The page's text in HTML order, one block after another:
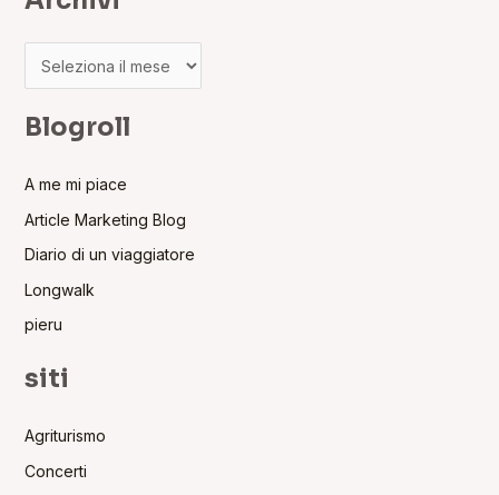
Blogroll
A me mi piace
Article Marketing Blog
Diario di un viaggiatore
Longwalk
pieru
siti
Agriturismo
Concerti